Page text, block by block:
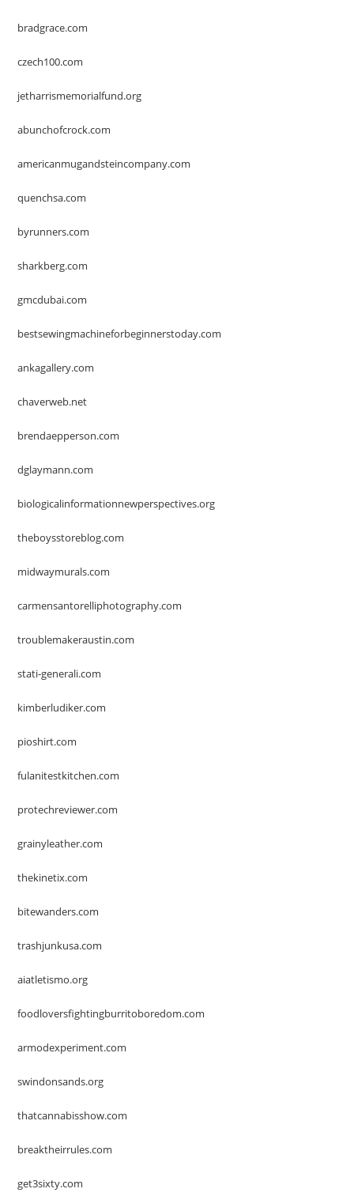
bradgrace.com
czech100.com
jetharrismemorialfund.org
abunchofcrock.com
americanmugandsteincompany.com
quenchsa.com
byrunners.com
sharkberg.com
gmcdubai.com
bestsewingmachineforbeginnerstoday.com
ankagallery.com
chaverweb.net
brendaepperson.com
dglaymann.com
biologicalinformationnewperspectives.org
theboysstoreblog.com
midwaymurals.com
carmensantorelliphotography.com
troublemakeraustin.com
stati-generali.com
kimberludiker.com
pioshirt.com
fulanitestkitchen.com
protechreviewer.com
grainyleather.com
thekinetix.com
bitewanders.com
trashjunkusa.com
aiatletismo.org
foodloversfightingburritoboredom.com
armodexperiment.com
swindonsands.org
thatcannabisshow.com
breaktheirrules.com
get3sixty.com